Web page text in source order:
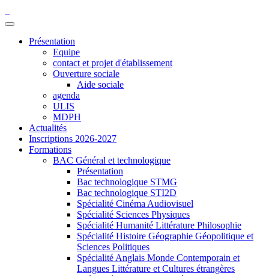
Présentation
Equipe
contact et projet d'établissement
Ouverture sociale
Aide sociale
agenda
ULIS
MDPH
Actualités
Inscriptions 2026-2027
Formations
BAC Général et technologique
Présentation
Bac technologique STMG
Bac technologique STI2D
Spécialité Cinéma Audiovisuel
Spécialité Sciences Physiques
Spécialité Humanité Littérature Philosophie
Spécialité Histoire Géographie Géopolitique et
Sciences Politiques
Spécialité Anglais Monde Contemporain et
Langues Littérature et Cultures étrangères